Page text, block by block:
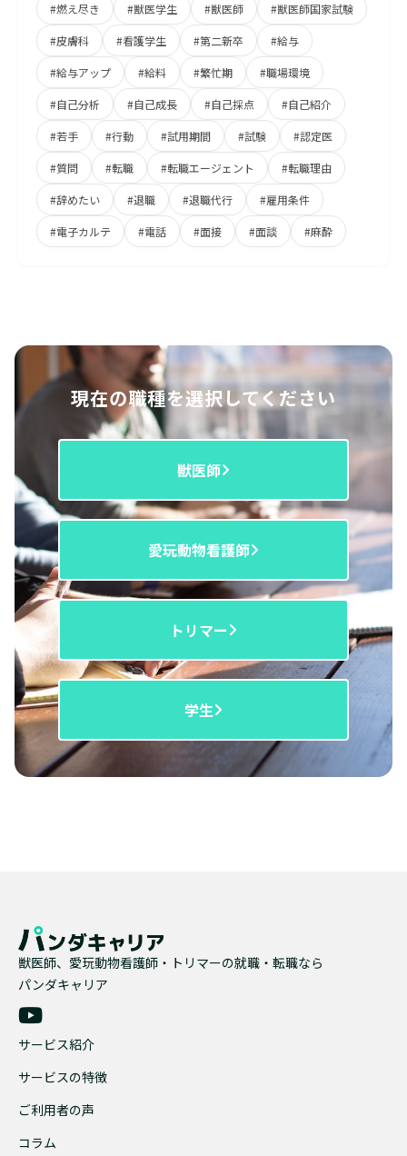
#燃え尽き #獣医学生 #獣医師 #獣医師国家試験
#皮膚科 #看護学生 #第二新卒 #給与
#給与アップ #給料 #繁忙期 #職場環境
#自己分析 #自己成長 #自己採点 #自己紹介
#若手 #行動 #試用期間 #試験 #認定医
#質問 #転職 #転職エージェント #転職理由
#辞めたい #退職 #退職代行 #雇用条件
#電子カルテ #電話 #面接 #面談 #麻酔
現在の職種を選択してください
獣医師
愛玩動物看護師
トリマー
学生
獣医師、愛玩動物看護師・トリマーの就職・転職なら
パンダキャリア
サービス紹介
サービスの特徴
ご利用者の声
コラム